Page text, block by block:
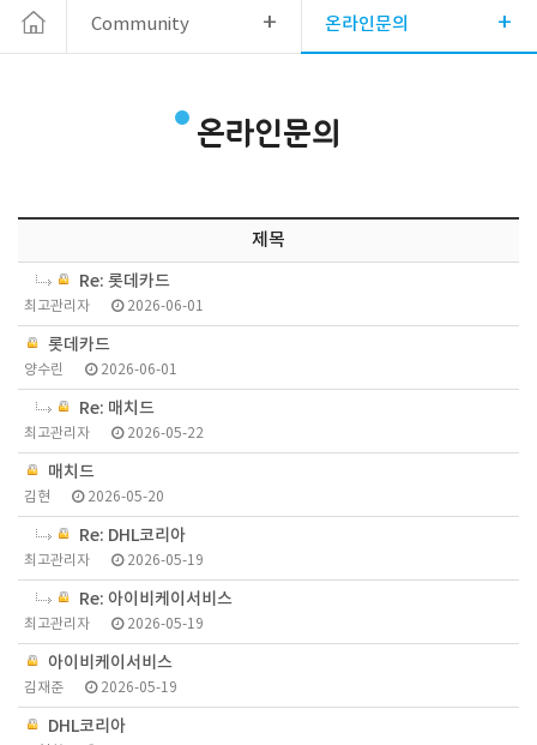
Community + 온라인문의 +
온라인문의
제목
Re: 롯데카드
최고관리자 2026-06-01
롯데카드
양수린 2026-06-01
Re: 매치드
최고관리자 2026-05-22
매치드
김현 2026-05-20
Re: DHL코리아
최고관리자 2026-05-19
Re: 아이비케이서비스
최고관리자 2026-05-19
아이비케이서비스
김재준 2026-05-19
DHL코리아